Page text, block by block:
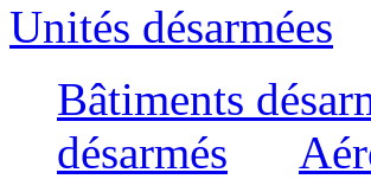
Unités désarmées
Bâtiments
désarmés